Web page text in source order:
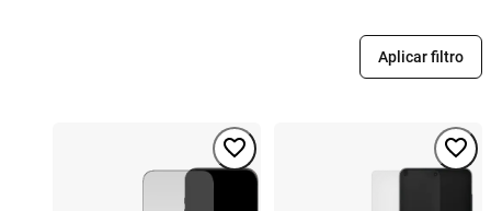
Aplicar filtro